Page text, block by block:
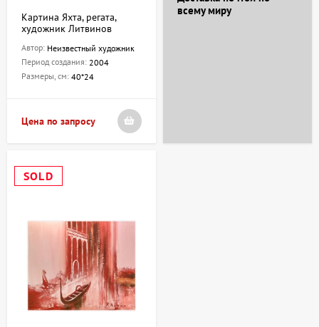
Картина Яхта, регата,
художник Литвинов
Автор: Неизвестный художник
Период создания: 2004
Размеры, см: 40*24
Цена по запросу
всему миру
SOLD